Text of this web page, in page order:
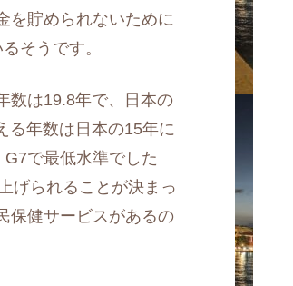
を貯められないために
そうです。
数は19.8年で、日本の
る年数は日本の15年に
で最低水準でした
げられることが決まっ
保健サービスがあるの